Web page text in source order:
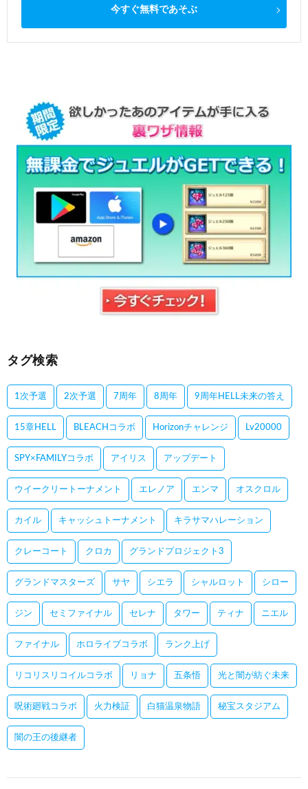
今すぐ無料であそぶ
タグ検索
1次予選 2次予選 7周年 8周年 9周年HELL未来の答え
15章HELL BLEACHコラボ Horizonチャレンジ Lv20000
SPY×FAMILYコラボ アイリス アップデート
ウイークリートーナメント エレノア エンマ オスクロル
カイル キャッシュトーナメント キラサマハレーション
クレーコート クロカ グランドプロジェクト3
グランドマスターズ サヤ シエラ シャルロット シロー
ジン セミファイナル セレナ タワー ティナ ニエル
ファイナル ホロライブコラボ ランク上げ
リコリスリコイルコラボ リョナ 五条悟 光と闇が紡ぐ未来
呪術廻戦コラボ 火力検証 白猫温泉物語 秘宝スタジアム
闇の王の後継者